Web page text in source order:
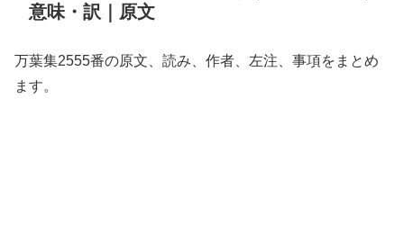
意味・訳｜原文
万葉集2555番の原文、読み、作者、左注、事項をまとめ
ます。